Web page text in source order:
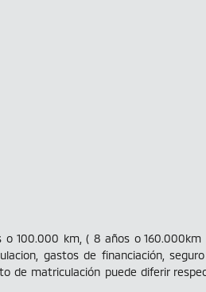
o 100.000 km, ( 8 años o 160.000km
gastos de financiación,
de matriculación puede diferir